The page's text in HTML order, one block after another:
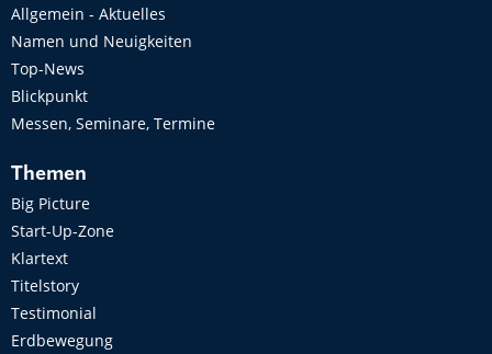
Allgemein - Aktuelles
Namen und Neuigkeiten
Top-News
Blickpunkt
Messen, Seminare, Termine
Themen
Big Picture
Start-Up-Zone
Klartext
Titelstory
Testimonial
Erdbewegung